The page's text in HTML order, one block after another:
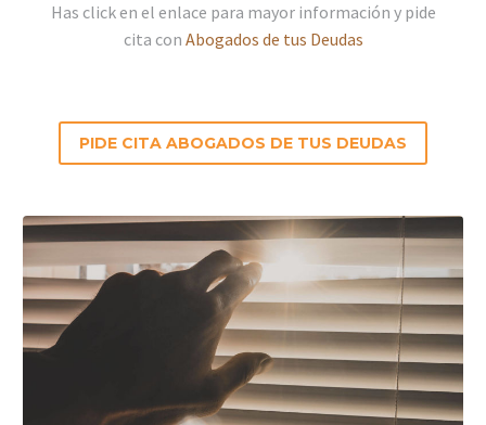
Has click en el enlace para mayor información y pide
cita con Abogados de tus Deudas
PIDE CITA ABOGADOS DE TUS DEUDAS